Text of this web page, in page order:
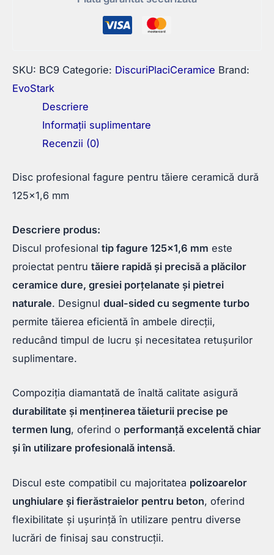
SKU: BC9 Categorie: DiscuriPlaciCeramice Brand:
EvoStark
Descriere
Informații suplimentare
Recenzii (0)
Disc profesional fagure pentru tăiere ceramică dură
125×1,6 mm
Descriere produs:
Discul profesional tip fagure 125×1,6 mm este
proiectat pentru tăiere rapidă și precisă a plăcilor
ceramice dure, gresiei porțelanate și pietrei
naturale. Designul dual-sided cu segmente turbo
permite tăierea eficientă în ambele direcții,
reducând timpul de lucru și necesitatea retușurilor
suplimentare.
Compoziția diamantată de înaltă calitate asigură
durabilitate și menținerea tăieturii precise pe
termen lung, oferind o performanță excelentă chiar
și în utilizare profesională intensă.
Discul este compatibil cu majoritatea polizoarelor
unghiulare și fierăstraielor pentru beton, oferind
flexibilitate și ușurință în utilizare pentru diverse
lucrări de finisaj sau construcții.